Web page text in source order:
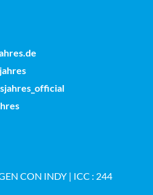
CON INDY | ICC : 244